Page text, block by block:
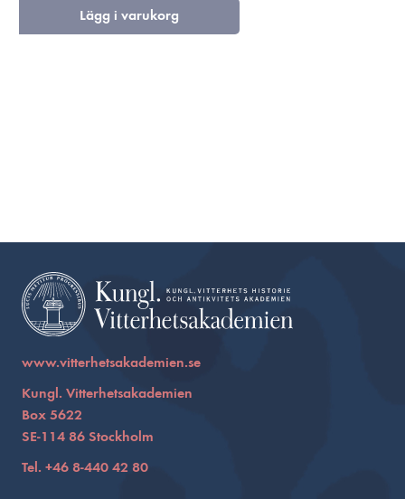
Lägg i varukorg
www.vitterhetsakademien.se
Kungl. Vitterhetsakademien
Box 5622
SE-114 86 Stockholm
Tel. +46 8-440 42 80